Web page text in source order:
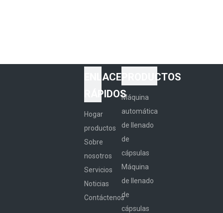
ENLACES
RÁPIDOS
Hogar
productos
Sobre
nosotros
Servicios
Noticias
Contáctenos
PRODUCTOS
Máquina
automática
de llenado
de
cápsulas
Máquina
de llenado
de
cápsulas